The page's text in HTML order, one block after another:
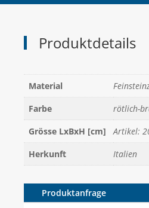
Produktdetails
Material
Farbe
rötlich-
Grösse LxBxH [cm]
Artikel:
Herkunft
Italien
Produktanfrage